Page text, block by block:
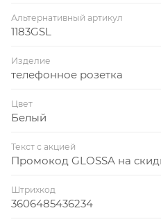
Альтернативный артикул
1183GSL
Изделие
телефонное розетка
Цвет
Белый
Текст с акцией
Промокод GLOSSA на
Штрихкод
3606485436234